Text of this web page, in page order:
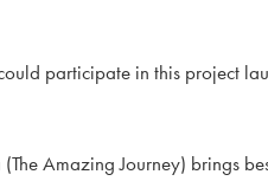
participate in this project
Amazing Journey) brings